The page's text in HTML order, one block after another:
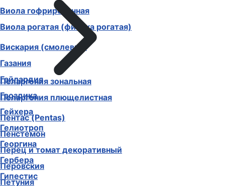
Виола гофрированная
Виола рогатая (фиалка рогатая)
Вискария (смолевка)
Газания
Гайлардия
Гвоздика
Гейхера
Гелиотроп
Георгина
Гербера
Гипестис
Пеларгония зональная
Пеларгония плющелистная
Пентас (Pentas)
Пенстемон
Перец и томат декоративный
Перовския
Петуния